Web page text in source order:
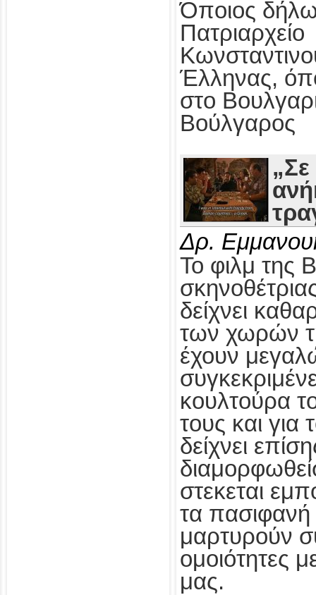
Όποιος
Πατριαρχείο
Έλληνας,
στο
Βούλγαρος
Δρ.
Το φιλμ της
δείχνει
των χωρών
έχουν
κουλτούρα
τους και
δείχνει
στεκεται
τα πασιφανή
μαρτυρούν
ομοιότητες
μας.